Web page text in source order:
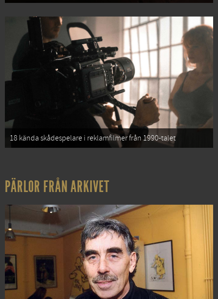
18 kända skådespelare i reklamfilmer från 1990-talet
PÄRLOR FRÅN ARKIVET